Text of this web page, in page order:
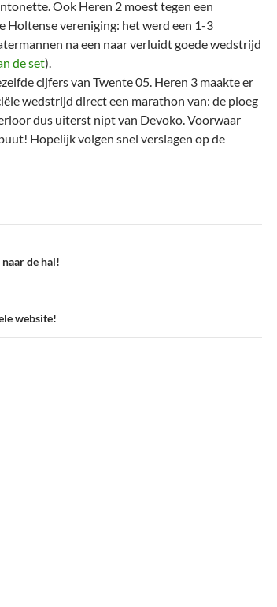
Ook Heren 2 moest tegen een
Holtense vereniging: het werd een 1-3
na een naar verluidt goede wedstrijd
de set).
cijfers van Twente 05. Heren 3 maakte er
wedstrijd direct een marathon van: de ploeg
dus uiterst nipt van Devoko. Voorwaar
Hopelijk volgen snel verslagen op de
de hal!
website!